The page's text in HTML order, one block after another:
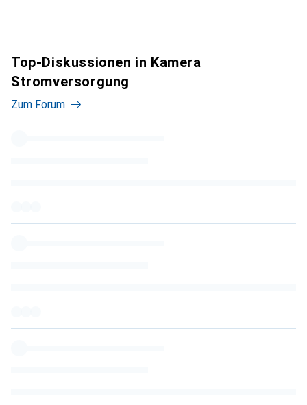
Top-Diskussionen in Kamera
Stromversorgung
Zum Forum